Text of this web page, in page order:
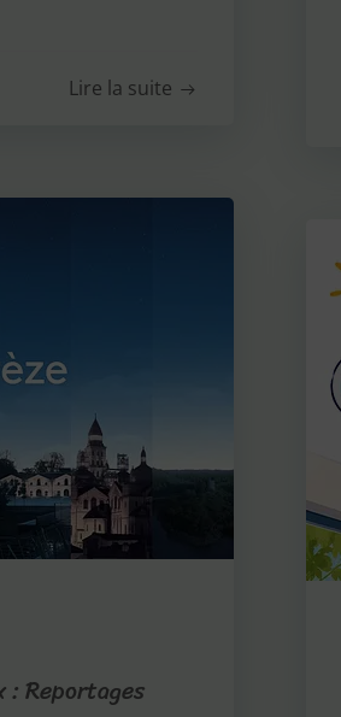
Lire la suite
: Reportages